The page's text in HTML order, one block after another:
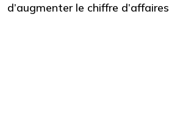
d’augmenter le chiffre d’affaires